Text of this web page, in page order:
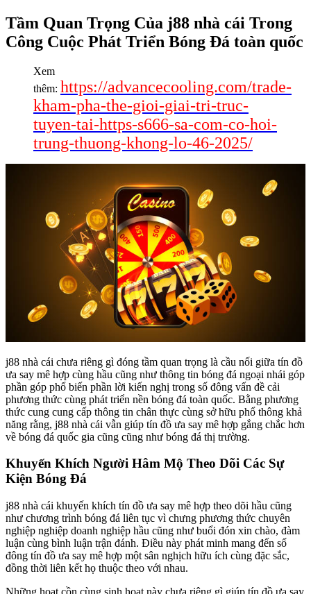
Tầm Quan Trọng Của j88 nhà cái Trong
Công Cuộc Phát Triển Bóng Đá toàn quốc
Xem
thêm: https://advancecooling.com/trade-
kham-pha-the-gioi-giai-tri-truc-
tuyen-tai-https-s666-sa-com-co-hoi-
trung-thuong-khong-lo-46-2025/
j88 nhà cái chưa riêng gì đóng tầm quan trọng là cầu nối giữa tín đồ
ưa say mê hợp cùng hầu cũng như thông tin bóng đá ngoại nhái góp
phần góp phổ biến phần lời kiến nghị trong số đông vấn đề cải
phương thức cùng phát triển nền bóng đá toàn quốc. Bằng phương
thức cung cung cấp thông tin chân thực cùng sở hữu phổ thông khả
năng rằng, j88 nhà cái vẫn giúp tín đồ ưa say mê hợp gắng chắc hơn
về bóng đá quốc gia cũng cũng như bóng đá thị trường.
Khuyến Khích Người Hâm Mộ Theo Dõi Các Sự
Kiện Bóng Đá
j88 nhà cái khuyến khích tín đồ ưa say mê hợp theo dõi hầu cũng
như chương trình bóng đá liên tục vì chưng phương thức chuyên
nghiệp nghiệp doanh nghiệp hầu cũng như buổi đón xin chào, đàm
luận cùng bình luận trận đánh. Điều này phát minh mang đến số
đông tín đồ ưa say mê hợp một sân nghịch hữu ích cùng đặc sắc,
đồng thời liên kết họ thuộc theo với nhau.
Những hoạt cồn cùng sinh hoạt này chưa riêng gì giúp tín đồ ưa say